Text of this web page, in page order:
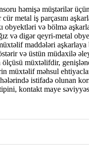
həmişə müştərilər
cür metal iş parçasını
obyektləri və bölmə
və digər qeyri-metal
maddələri
və üstün müdaxilə
ölçüsü müxtəlifdir,
müxtəlif məhsul
istifadə olunan
kontakt maye